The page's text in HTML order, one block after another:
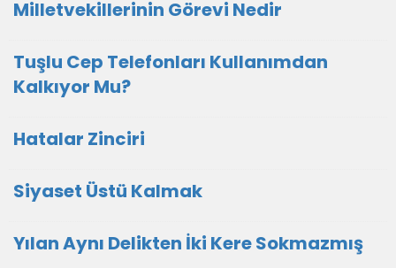
Milletvekillerinin Görevi Nedir
Tuşlu Cep Telefonları Kullanımdan
Kalkıyor Mu?
Hatalar Zinciri
Siyaset Üstü Kalmak
Yılan Aynı Delikten İki Kere Sokmazmış